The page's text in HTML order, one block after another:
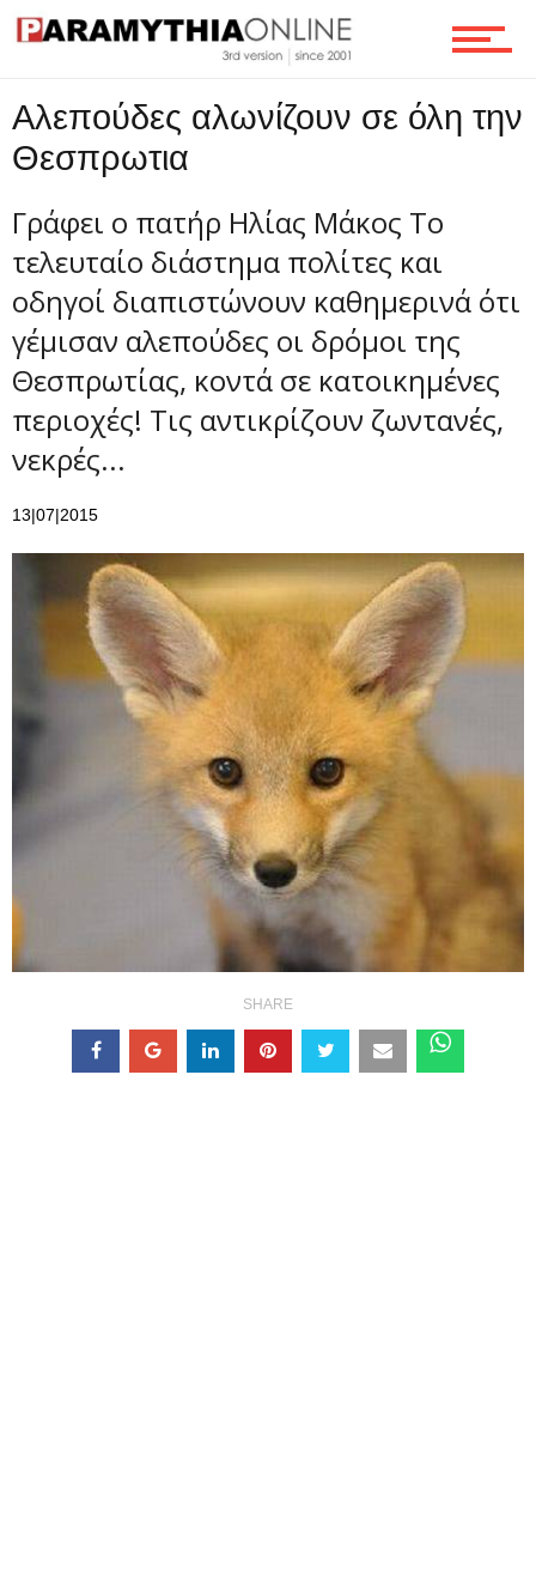
Ροή
Επικοινωνία
Αλεπούδες αλωνίζουν σε όλη την
Θεσπρωτια
Γράφει ο πατήρ Ηλίας Μάκος Το
τελευταίο διάστημα πολίτες και
οδηγοί διαπιστώνουν καθημερινά ότι
γέμισαν αλεπούδες οι δρόμοι της
Θεσπρωτίας, κοντά σε κατοικημένες
περιοχές! Τις αντικρίζουν ζωντανές,
νεκρές...
13|07|2015
SHARE